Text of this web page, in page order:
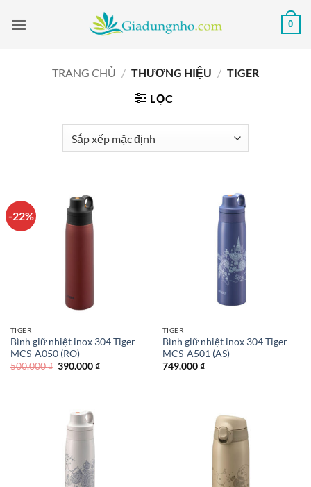
qua
0
TRANG CHỦ / THƯƠNG HIỆU / TIGER
LỌC
-22%
TIGER
Bình giữ nhiệt inox 304 Tiger
MCS-A050 (RO)
500.000₫ Giá
390.000₫Giá
TIGER
Bình giữ nhiệt inox 304 Tiger
MCS-A501 (AS)
749.000₫